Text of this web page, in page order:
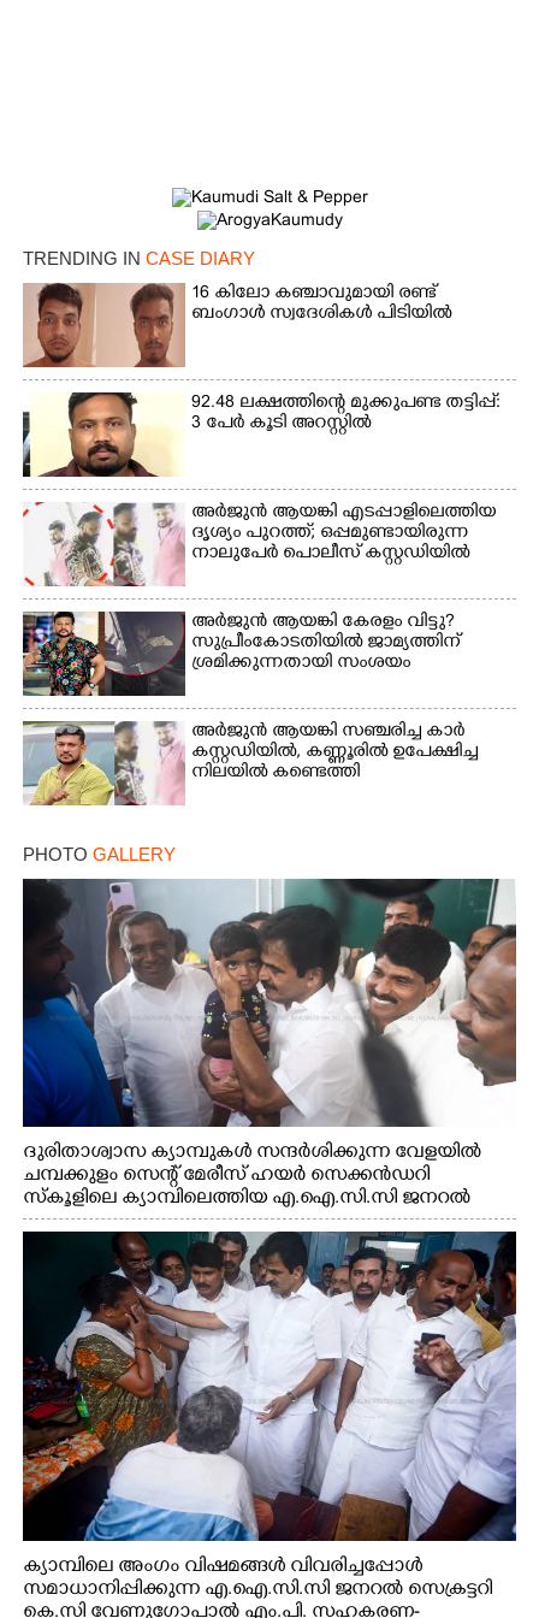
TRENDING IN CASE DIARY
16 കിലോ കഞ്ചാവുമായി രണ്ട്
ബംഗാൾ സ്വദേശികൾ പിടിയിൽ
92.48 ലക്ഷത്തിന്റെ മുക്കുപണ്ട തട്ടിപ്പ്:
3 പേർ കൂടി അറസ്റ്റിൽ
അർജുൻ ആയങ്കി എടപ്പാളിലെത്തിയ
ദൃശ്യം പുറത്ത്; ഒപ്പമുണ്ടായിരുന്ന
നാലുപേർ പൊലീസ് കസ്റ്റഡിയിൽ
അർജുൻ ആയങ്കി കേരളം വിട്ടു?
സുപ്രീംകോടതിയിൽ ജാമ്യത്തിന്
ശ്രമിക്കുന്നതായി സംശയം
അർജുൻ ആയങ്കി സഞ്ചരിച്ച കാർ
കസ്റ്റഡിയിൽ,​ കണ്ണൂരിൽ ഉപേക്ഷിച്ച
നിലയിൽ കണ്ടെത്തി
PHOTO GALLERY
ദുരിതാശ്വാസ ക്യാമ്പുകൾ സന്ദർശിക്കുന്ന വേളയിൽ
ചമ്പക്കുളം സെന്റ് മേരീസ് ഹയർ സെക്കൻഡറി
സ്കൂളിലെ ക്യാമ്പിലെത്തിയ എ.ഐ.സി.സി ജനറൽ
സെക്രട്ടറി കെ.സി വേണുഗോപാൽ എം.പി കുരുന്നിനെ
എടുത്ത് ലാളിച്ചപ്പോൾ. സഹകരണ-എക്സൈസ്
വകുപ്പ് മന്ത്രി എം. ലിജു, കൃഷിവകുപ്പ് മന്ത്രി ടി. സിദ്ദിഖ്,
റെജി ചെറിയാൻ എം. എൽ. എ എന്നിവർ സമീപം
ക്യാമ്പിലെ അംഗം വിഷമങ്ങൾ വിവരിച്ചപ്പോൾ
സമാധാനിപ്പിക്കുന്ന എ.ഐ.സി.സി ജനറൽ സെക്രട്ടറി
കെ.സി വേണുഗോപാൽ എം.പി. സഹകരണ-
Share this link